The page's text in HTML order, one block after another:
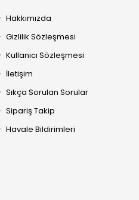
Hakkımızda
Gizlilik Sözleşmesi
Kullanıcı Sözleşmesi
İletişim
Sıkça Sorulan Sorular
Sipariş Takip
Havale Bildirimleri